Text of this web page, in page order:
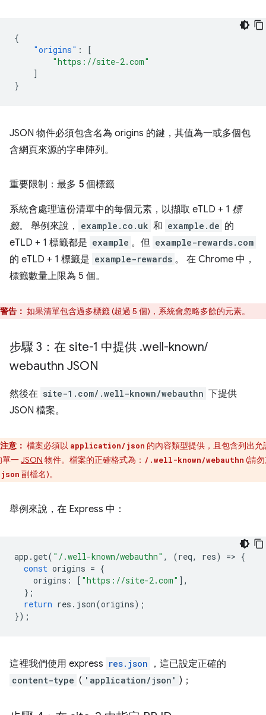
{
"origins" :
[
"https://site-2.com"
]
}
JSON 物件必須包含名為 origins 的鍵，其值為一或多個包
含網頁來源的字串陣列。
重要限制：最多 5 個標籤
系統會處理這份清單中的每個元素，以擷取 eTLD + 1 標
籤。 舉例來說， example.co.uk 和 example.de 的
eTLD + 1 標籤都是 example 。但 example-rewards.com
的 eTLD + 1 標籤是 example-rewards 。 在 Chrome 中，
標籤數量上限為 5 個。
警告： 如果清單包含過多標籤 (超過 5 個)，系統會忽略多餘的元素。
步驟 3：在 site-1 中提供 .well-known/
webauthn JSON
然後在 site-1.com/.well-known/webauthn 下提供
JSON 檔案。
注意： 檔案必須以 application/json 的內容類型提供，且包含列出允
單一JSON 物件。檔案的正確格式為： /.well-known/webauthn (請
副檔名)。
舉例來說，在 Express 中：
app .get( "/.well-known/webauthn" , (req, res) => {
const origins = {
origins : [ "https://site-2.com" ],
};
return res . json(origins);
});
這裡我們使用 express res.json ，這已設定正確的
content-type ( 'application/json' )；